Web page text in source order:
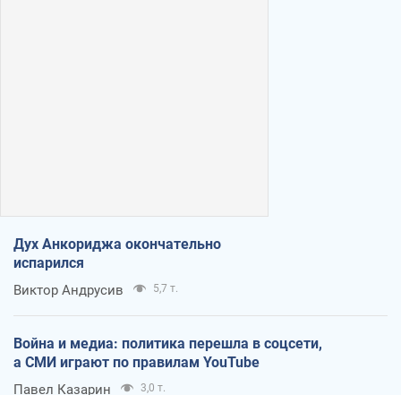
Дух Анкориджа окончательно
испарился
Виктор Андрусив 5,7 т.
Война и медиа: политика перешла в соцсети,
а СМИ играют по правилам YouTube
Павел Казарин 3,0 т.